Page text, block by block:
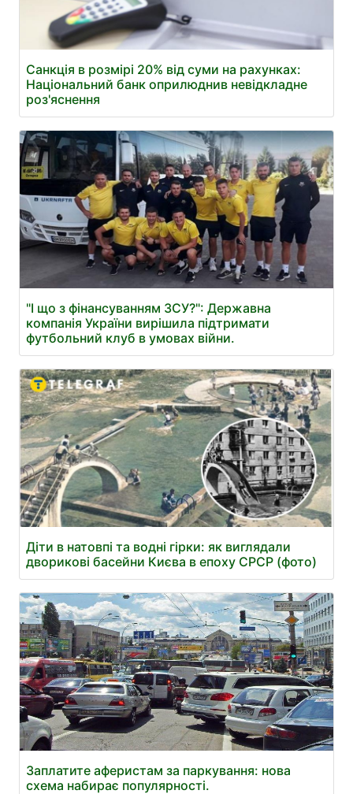
Санкція в розмірі 20% від суми на рахунках:
Національний банк оприлюднив невідкладне
роз'яснення
"І що з фінансуванням ЗСУ?": Державна
компанія України вирішила підтримати
футбольний клуб в умовах війни.
Діти в натовпі та водні гірки: як виглядали
дворикові басейни Києва в епоху СРСР (фото)
Заплатите аферистам за паркування: нова
схема набирає популярності.